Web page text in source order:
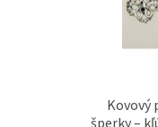
Kovový
šperky –